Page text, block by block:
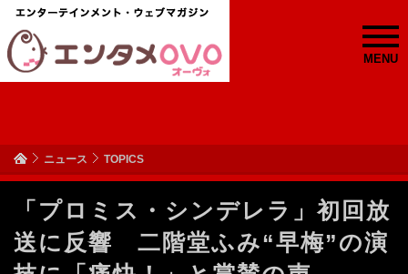
MENU
ニュース TOPICS
「プロミス・シンデレラ」初回放
送に反響 二階堂ふみ“早梅”の演